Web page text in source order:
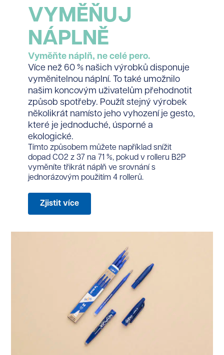
VYMĚŇUJ
NÁPLNĚ
Vyměňte náplň, ne celé pero.
Více než 60 % našich výrobků disponuje
vyměnitelnou náplní. To také umožnilo
našim koncovým uživatelům přehodnotit
způsob spotřeby. Použít stejný výrobek
několikrát namísto jeho vyhození je gesto,
které je jednoduché, úsporné a
ekologické.
Tímto způsobem můžete například snížit
dopad CO2 z 37 na 71 %, pokud v rolleru B2P
vyměníte třikrát náplň ve srovnání s
jednorázovým použitím 4 rollerů.
Zjistit více